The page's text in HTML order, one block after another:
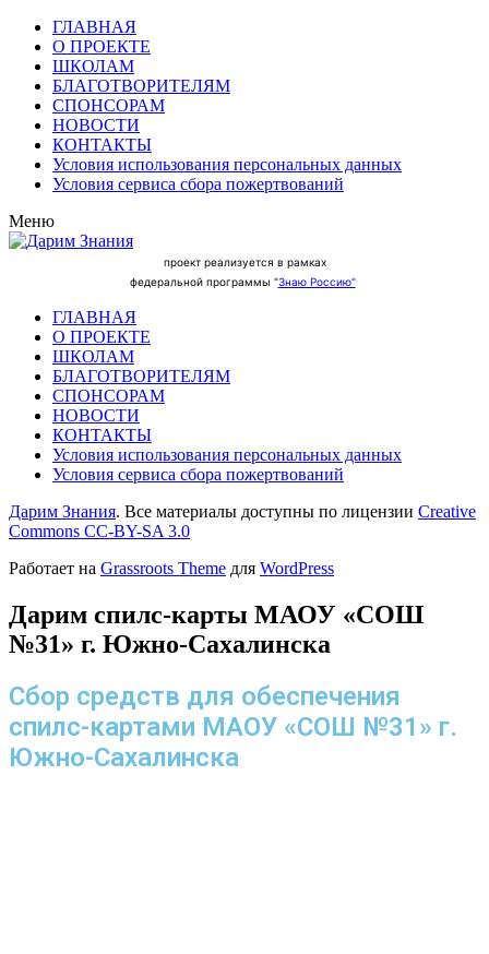
ГЛАВНАЯ
О ПРОЕКТЕ
ШКОЛАМ
БЛАГОТВОРИТЕЛЯМ
СПОНСОРАМ
НОВОСТИ
КОНТАКТЫ
Условия использования персональных данных
Условия сервиса сбора пожертвований
Меню
проект реализуется в рамках
федеральной программы "Знаю Россию"
ГЛАВНАЯ
О ПРОЕКТЕ
ШКОЛАМ
БЛАГОТВОРИТЕЛЯМ
СПОНСОРАМ
НОВОСТИ
КОНТАКТЫ
Условия использования персональных данных
Условия сервиса сбора пожертвований
Дарим Знания. Все материалы доступны по лицензии Creative
Commons СС-BY-SA 3.0
Работает на Grassroots Theme для WordPress
Дарим спилс-карты МАОУ «СОШ
№31» г. Южно-Сахалинска
Сбор средств для обеспечения
спилс-картами МАОУ «СОШ №31» г.
Южно-Сахалинска